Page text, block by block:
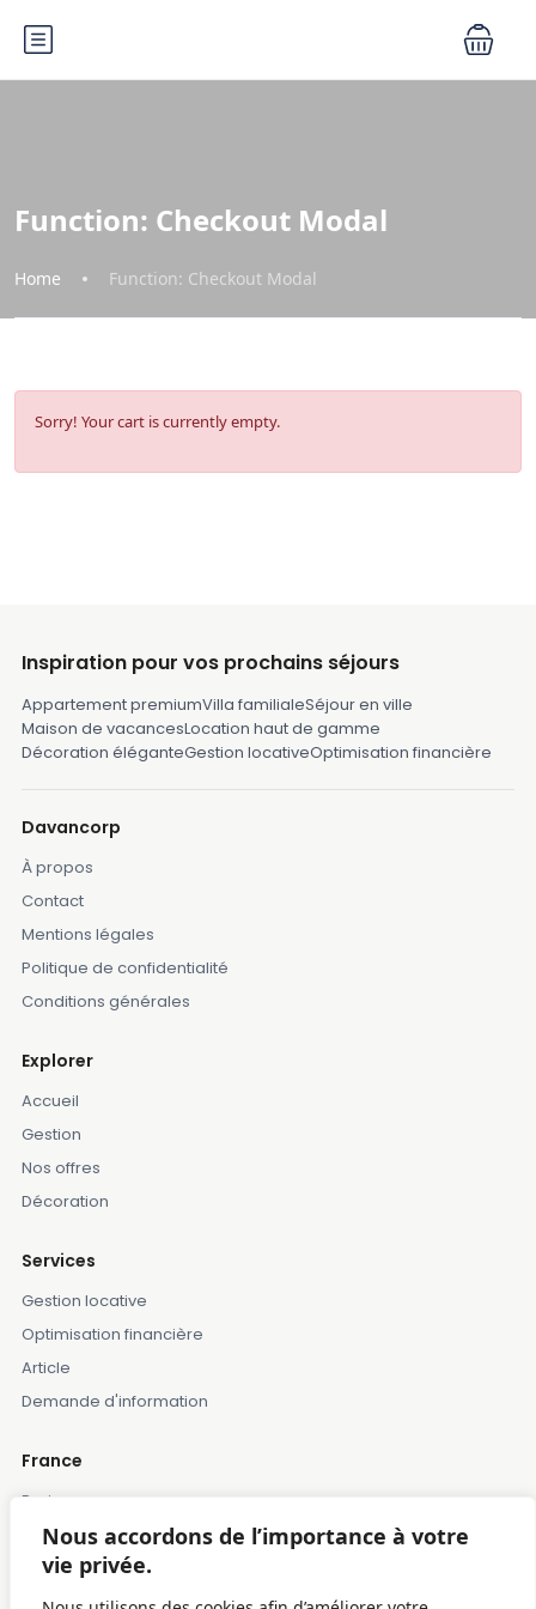
Nous accordons de l’importance à votre
vie privée.
Function: Checkout Modal
Home Function: Checkout Modal
Sorry! Your cart is currently empty.
Inspiration pour vos prochains séjours
Appartement premiumVilla familialeSéjour en ville
Maison de vacancesLocation haut de gamme
Décoration éléganteGestion locativeOptimisation financière
Davancorp
À propos
Contact
Mentions légales
Politique de confidentialité
Conditions générales
Explorer
Accueil
Gestion
Nos offres
Décoration
Services
Gestion locative
Optimisation financière
Article
Demande d'information
France
Paris
Marseille
Lille
Montpellier